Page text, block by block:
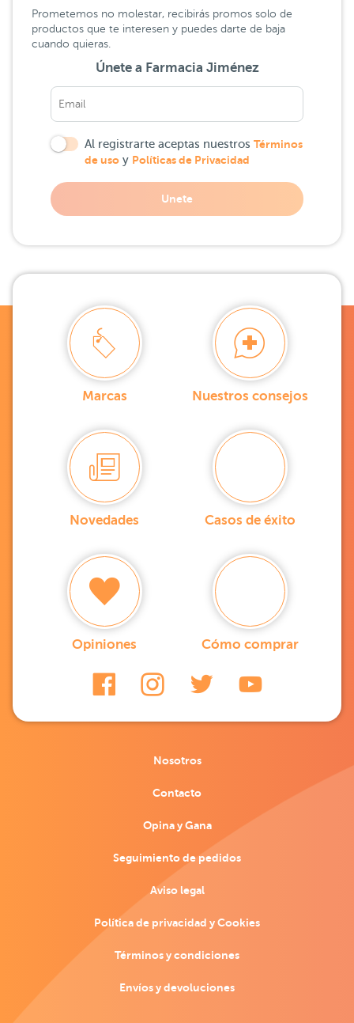
Prometemos no molestar, recibirás promos solo de
productos que te interesen y puedes darte de baja
cuando quieras.
Únete a Farmacia Jiménez
Al registrarte aceptas nuestros Términos
de uso y Políticas de Privacidad
Unete
Marcas Nuestros consejos
Novedades Casos de éxito
Opiniones Cómo comprar
Nosotros
Contacto
Opina y Gana
Seguimiento de pedidos
Aviso legal
Política de privacidad y Cookies
Términos y condiciones
Envíos y devoluciones